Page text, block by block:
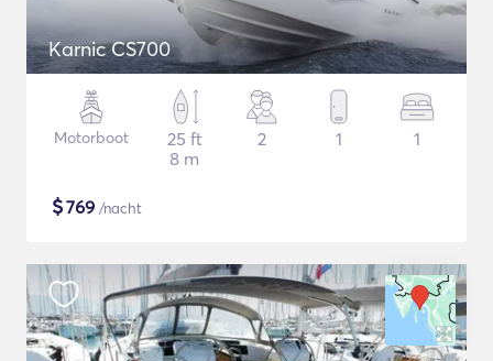
Karnic CS700
Motorboot
25 ft
8 m
2 1 1
$769 /nacht